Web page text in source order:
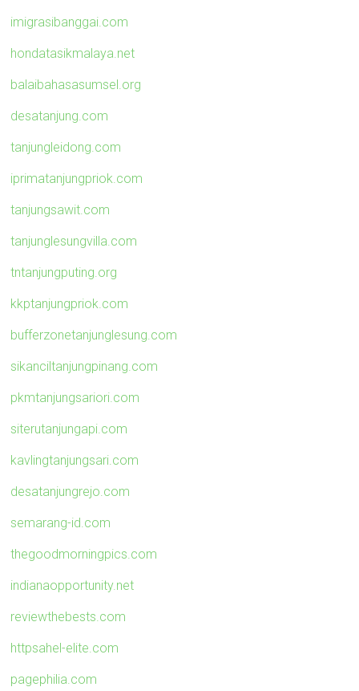
imigrasibanggai.com
hondatasikmalaya.net
balaibahasasumsel.org
desatanjung.com
tanjungleidong.com
iprimatanjungpriok.com
tanjungsawit.com
tanjunglesungvilla.com
tntanjungputing.org
kkptanjungpriok.com
bufferzonetanjunglesung.com
sikanciltanjungpinang.com
pkmtanjungsariori.com
siterutanjungapi.com
kavlingtanjungsari.com
desatanjungrejo.com
semarang-id.com
thegoodmorningpics.com
indianaopportunity.net
reviewthebests.com
httpsahel-elite.com
pagephilia.com